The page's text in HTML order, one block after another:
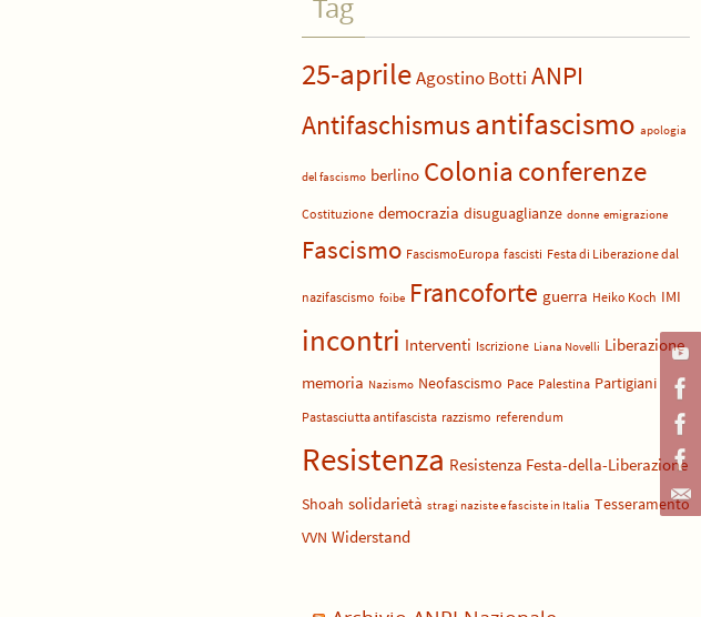
Tag
25-aprileAgostino Botti ANPI
Antifaschismusantifascismo apologia
del fascismo berlino Colonia conferenze
Costituzione democrazia disuguaglianze donne emigrazione
Fascismo FascismoEuropa fascisti Festa di Liberazione dal
nazifascismo foibe Francoforte guerra Heiko Koch IMI
incontri Interventi Iscrizione Liana Novelli Liberazione
memoria Nazismo Neofascismo Pace Palestina Partigiani
Pastasciutta antifascista razzismo referendum
Resistenza Resistenza Festa-della-Liberazione
Shoah solidarietà stragi naziste e fasciste in Italia Tesseramento
VVN Widerstand